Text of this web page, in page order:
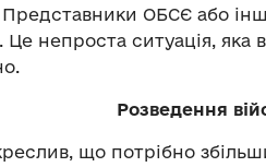
ОБСЄ або
Це непроста ситуація,
Розведення
що потрібно